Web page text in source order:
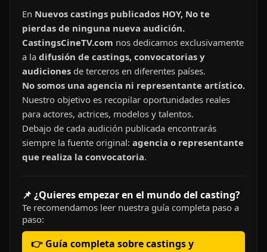
En Nuevos castings publicados HOY, No te
pierdas de ninguna nueva audición.
CastingsCineTV.com nos dedicamos exclusivamente
a la difusión de castings, convocatorias y
audiciones de terceros en diferentes países.
No somos una agencia ni representante artístico.
Nuestro objetivo es recopilar oportunidades reales
para actores, actrices, modelos y talentos.
Debajo de cada audición publicada encontrarás
siempre la fuente original: agencia o representante
que realiza la convocatoria.
📌 ¿Quieres empezar en el mundo del casting?
Te recomendamos leer nuestra guía completa paso a
paso:
👉 Guía completa sobre castings y